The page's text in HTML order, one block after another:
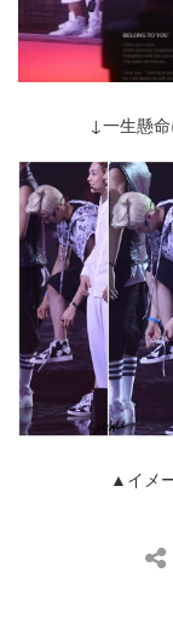
↓一生懸
▲イメ